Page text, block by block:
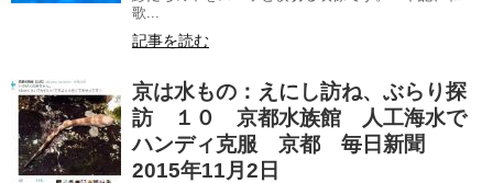
歌...
記事を読む
京は水もの：えにし訪ね、ぶらり探
訪 １０ 京都水族館 人工海水で
ハンディ克服 京都 毎日新聞
2015年11月2日